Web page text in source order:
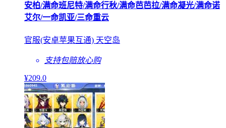
安柏/满命班尼特/满命行秋/满命芭芭拉/满命凝光/满命诺
艾尔/一命凯亚/三命重云
官服(安卓苹果互通) 天空岛
支持包赔放心购
¥209.0